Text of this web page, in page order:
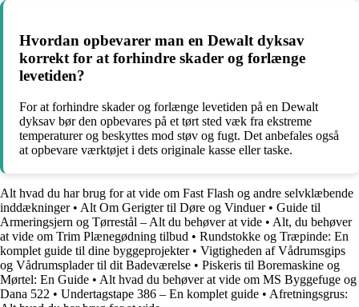
Hvordan opbevarer man en Dewalt dyksav
korrekt for at forhindre skader og forlænge
levetiden?
For at forhindre skader og forlænge levetiden på en Dewalt
dyksav bør den opbevares på et tørt sted væk fra ekstreme
temperaturer og beskyttes mod støv og fugt. Det anbefales også
at opbevare værktøjet i dets originale kasse eller taske.
Alt hvad du har brug for at vide om Fast Flash og andre selvklæbende
inddækninger• Alt Om Gerigter til Døre og Vinduer• Guide til
Armeringsjern og Tørrestål – Alt du behøver at vide • Alt, du behøver
at vide om Trim Plænegødning tilbud • Rundstokke og Træpinde: En
komplet guide til dine byggeprojekter• Vigtigheden af Vådrumsgips
og Vådrumsplader til dit Badeværelse • Piskeris til Boremaskine og
Mørtel: En Guide • Alt hvad du behøver at vide om MS Byggefuge og
Dana 522 • Undertagstape 386 – En komplet guide • Afretningsgrus: